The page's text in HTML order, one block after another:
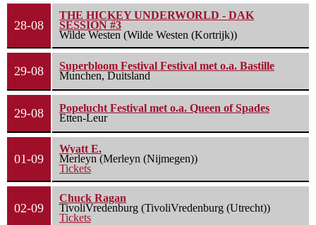
28-08
THE HICKEY UNDERWORLD - DAK
SESSION #3
Wilde Westen (Wilde Westen (Kortrijk))
29-08
Superbloom Festival Festival met o.a. Bastille
Munchen, Duitsland
29-08
Popelucht Festival met o.a. Queen of Spades
Etten-Leur
01-09
Wyatt E.
Merleyn (Merleyn (Nijmegen))
Tickets
02-09
Chuck Ragan
TivoliVredenburg (TivoliVredenburg (Utrecht))
Tickets